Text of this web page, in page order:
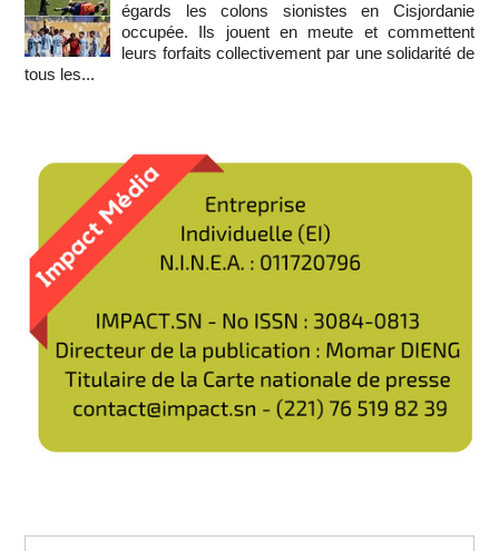
égards les colons sionistes en Cisjordanie
occupée. Ils jouent en meute et commettent
leurs forfaits collectivement par une solidarité de
tous les...